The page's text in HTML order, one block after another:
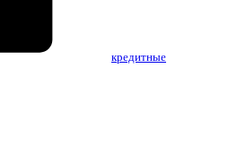
кредитные